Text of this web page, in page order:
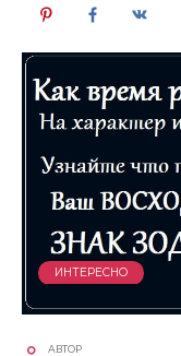
ИНТЕРЕСНО
АВТОР